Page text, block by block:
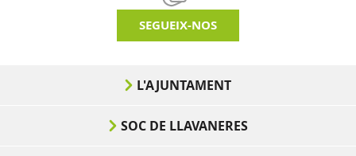
SEGUEIX-NOS
L'AJUNTAMENT
SOC DE LLAVANERES